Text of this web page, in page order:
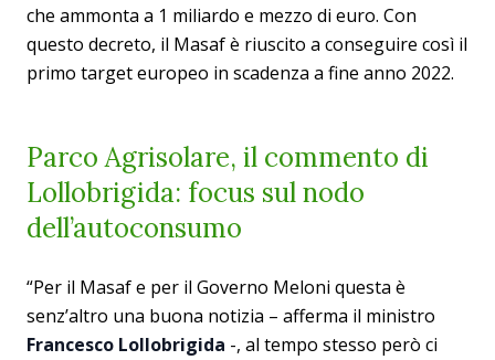
che ammonta a 1 miliardo e mezzo di euro. Con
questo decreto, il Masaf è riuscito a conseguire così il
primo target europeo in scadenza a fine anno 2022.
Parco Agrisolare, il commento di
Lollobrigida: focus sul nodo
dell’autoconsumo
“Per il Masaf e per il Governo Meloni questa è
senz’altro una buona notizia – afferma il ministro
Francesco Lollobrigida -, al tempo stesso però ci